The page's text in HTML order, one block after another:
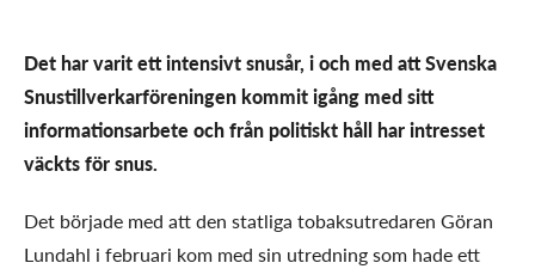
Det har varit ett intensivt snusår, i och med att Svenska
Snustillverkarföreningen kommit igång med sitt
informationsarbete och från politiskt håll har intresset
väckts för snus.
Det började med att den statliga tobaksutredaren Göran
Lundahl i februari kom med sin utredning som hade ett